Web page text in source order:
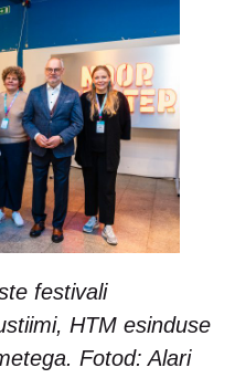
festivali
HTM esinduse
Fotod: Alari